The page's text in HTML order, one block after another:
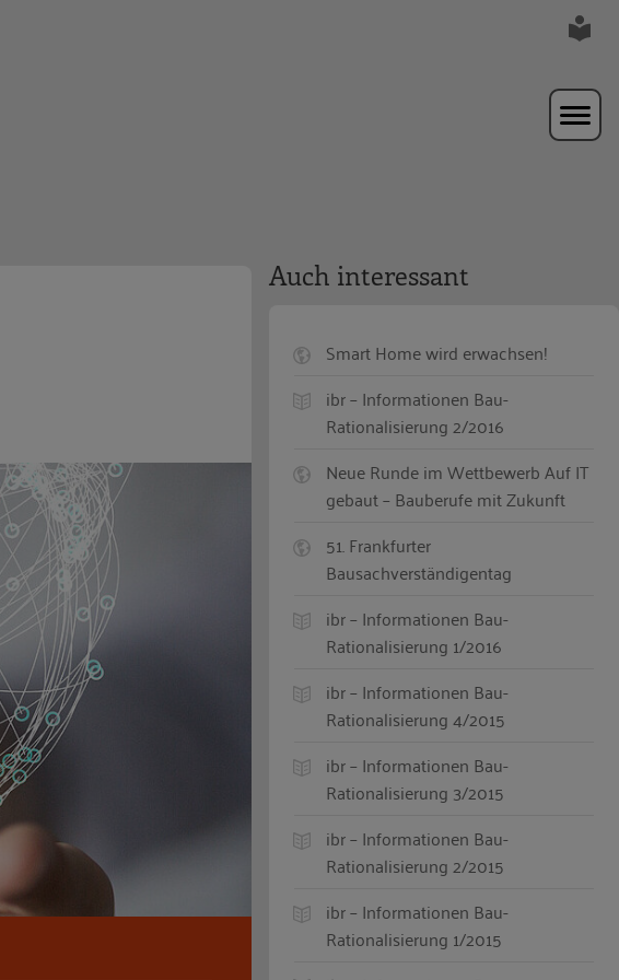
Auch interessant
Smart Home wird erwachsen!
ibr – Informationen Bau-
Rationalisierung 2/2016
Neue Runde im Wettbewerb Auf IT
gebaut – Bauberufe mit Zukunft
51. Frankfurter
Bausachverständigentag
ibr – Informationen Bau-
Rationalisierung 1/2016
ibr – Informationen Bau-
Rationalisierung 4/2015
ibr – Informationen Bau-
Rationalisierung 3/2015
ibr – Informationen Bau-
Rationalisierung 2/2015
ibr – Informationen Bau-
Rationalisierung 1/2015